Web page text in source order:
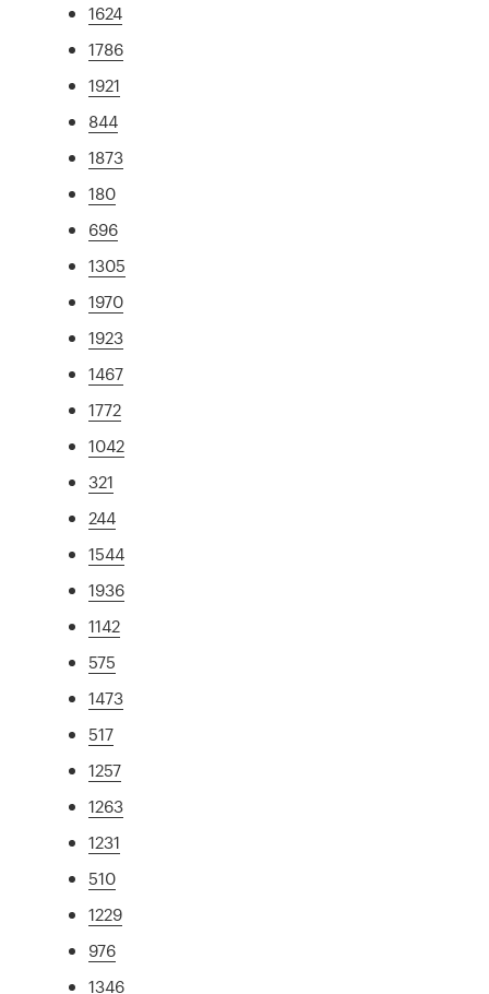
1624
1786
1921
844
1873
180
696
1305
1970
1923
1467
1772
1042
321
244
1544
1936
1142
575
1473
517
1257
1263
1231
510
1229
976
1346